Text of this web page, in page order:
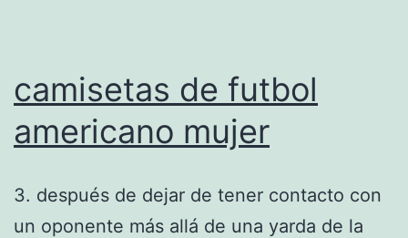
camisetas de futbol
americano mujer
3. después de dejar de tener contacto con
un oponente más allá de una yarda de la